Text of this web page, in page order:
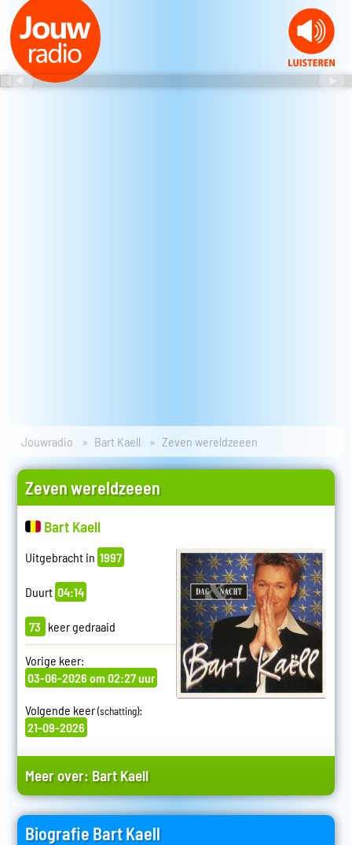
Jouwradio Bart Kaell Zeven wereldzeeen
Zeven wereldzeeen
Bart Kaell
Uitgebracht in 1997
Duurt 04:14
73 keer gedraaid
Vorige keer:
03-06-2026 om 02:27 uur
Volgende keer(schatting):
21-09-2026
Meer over: Bart Kaell
Biografie Bart Kaell